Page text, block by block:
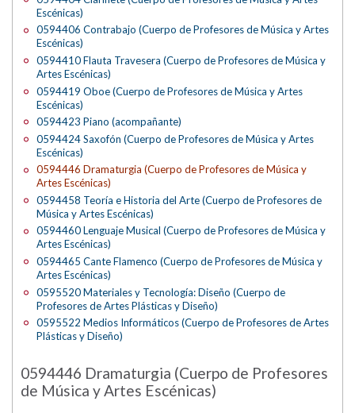
Escénicas)
0594406 Contrabajo (Cuerpo de Profesores de Música y Artes
Escénicas)
0594410 Flauta Travesera (Cuerpo de Profesores de Música y
Artes Escénicas)
0594419 Oboe (Cuerpo de Profesores de Música y Artes
Escénicas)
0594423 Piano (acompañante)
0594424 Saxofón (Cuerpo de Profesores de Música y Artes
Escénicas)
0594446 Dramaturgia (Cuerpo de Profesores de Música y
Artes Escénicas)
0594458 Teoría e Historia del Arte (Cuerpo de Profesores de
Música y Artes Escénicas)
0594460 Lenguaje Musical (Cuerpo de Profesores de Música y
Artes Escénicas)
0594465 Cante Flamenco (Cuerpo de Profesores de Música y
Artes Escénicas)
0595520 Materiales y Tecnología: Diseño (Cuerpo de
Profesores de Artes Plásticas y Diseño)
0595522 Medios Informáticos (Cuerpo de Profesores de Artes
Plásticas y Diseño)
0594446 Dramaturgia (Cuerpo de Profesores
de Música y Artes Escénicas)